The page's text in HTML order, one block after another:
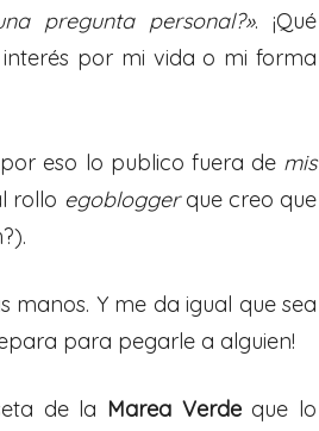
pregunta personal?». ¡Qué
por mi vida o mi forma
eso lo publico fuera de mis
rollo egobloggerque creo que
manos. Y me da igual que sea
para pegarle a alguien!
de la Marea Verdeque lo